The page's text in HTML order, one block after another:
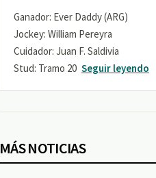
Ganador: Ever Daddy (ARG)
Jockey: William Pereyra
Cuidador: Juan F. Saldivia
Stud: Tramo 20 Seguir leyendo
MÁS NOTICIAS